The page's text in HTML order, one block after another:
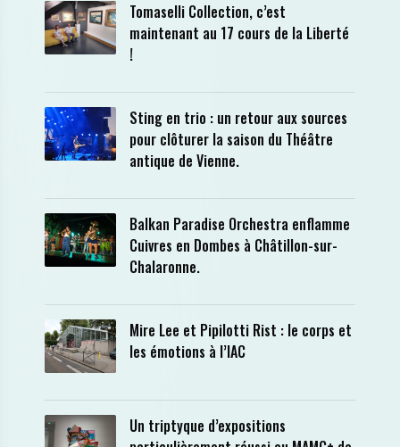
Tomaselli Collection, c’est
maintenant au 17 cours de la Liberté
!
Sting en trio : un retour aux sources
pour clôturer la saison du Théâtre
antique de Vienne.
Balkan Paradise Orchestra enflamme
Cuivres en Dombes à Châtillon-sur-
Chalaronne.
Mire Lee et Pipilotti Rist : le corps et
les émotions à l’IAC
Un triptyque d’expositions